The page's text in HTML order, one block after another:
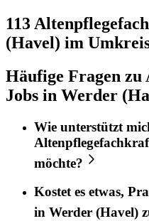
113
(Havel) im
Häufige Fragen
Jobs in Werder
Wie unterstützt
möchte?
Kostet es etwas,
in Werder (Havel)